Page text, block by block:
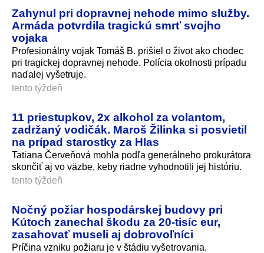
Zahynul pri dopravnej nehode mimo služby.
Armáda potvrdila tragickú smrť svojho
vojaka
Profesionálny vojak Tomáš B. prišiel o život ako chodec
pri tragickej dopravnej nehode. Polícia okolnosti prípadu
naďalej vyšetruje.
tento týždeň
11 priestupkov, 2x alkohol za volantom,
zadržaný vodičák. Maroš Žilinka si posvietil
na prípad starostky za Hlas
Tatiana Červeňová mohla podľa generálneho prokurátora
skončiť aj vo väzbe, keby riadne vyhodnotili jej históriu.
tento týždeň
Nočný požiar hospodárskej budovy pri
Kútoch zanechal škodu za 20-tisíc eur,
zasahovať museli aj dobrovoľníci
Príčina vzniku požiaru je v štádiu vyšetrovania.